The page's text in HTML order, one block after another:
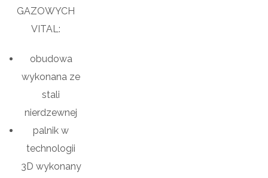
GAZOWYCH
VITAL:
obudowa
wykonana ze
stali
nierdzewnej
palnik w
technologii
3D wykonany